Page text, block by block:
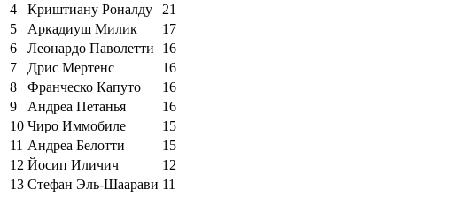
4
Криштиану Роналду
21
5
Аркадиуш Милик
17
6
Леонардо Паволетти
16
7
Дрис Мертенс
16
8
Франческо Капуто
16
9
Андреа Петанья
16
10 Чиро Иммобиле
15
11 Андреа Белотти
15
12 Йосип Иличич
12
13 Стефан Эль-Шаарави 11